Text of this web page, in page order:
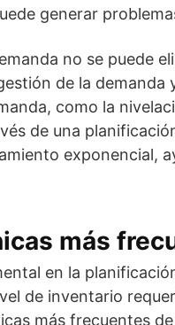
generar
no se puede
de la
como la
de una
exponencial,
más
en la
de inventario
más frecuentes